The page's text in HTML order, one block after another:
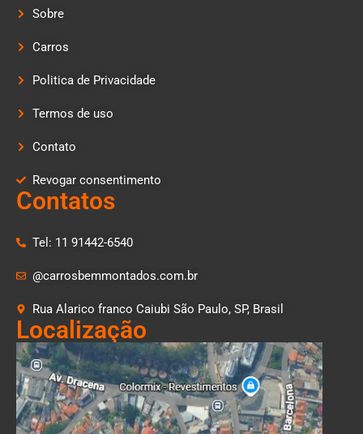
Sobre
Carros
Politica de Privacidade
Termos de uso
Contato
Revogar consentimento
Contatos
Tel: 11 91442-6540
@carrosbemmontados.com.br
Rua Alarico franco Caiubi São Paulo, SP, Brasil
Localização